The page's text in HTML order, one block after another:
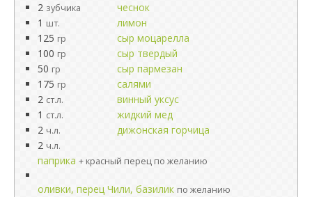
2 зубчика
чеснок
1 шт.
лимон
125 гр
сыр моцарелла
100 гр
сыр твердый
50 гр
сыр пармезан
175 гр
салями
2 ст.л.
винный уксус
1 ст.л.
жидкий мед
2 ч.л.
дижонская горчица
2 ч.л.
паприка + красный перец по желанию
оливки, перец Чили, базилик по желанию